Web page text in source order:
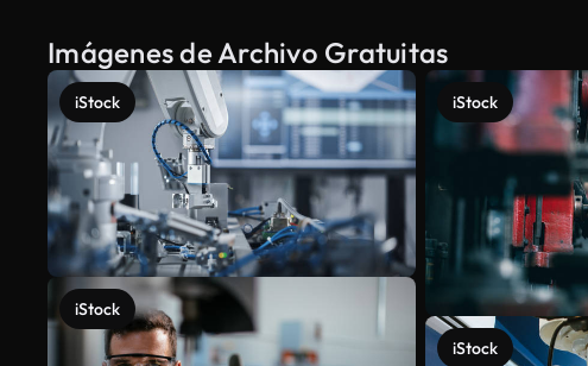
Imágenes de Archivo Gratuitas
iStock
iStock
iStock
iStock